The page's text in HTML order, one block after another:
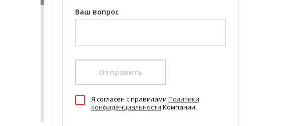
Ваш вопрос
Отправить
Я согласен c правилами Политики
конфиденциальности Компании.